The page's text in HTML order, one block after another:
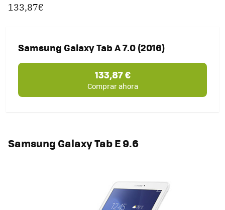
133,87€
Samsung Galaxy Tab A 7.0 (2016)
133,87 €
Comprar ahora
Samsung Galaxy Tab E 9.6